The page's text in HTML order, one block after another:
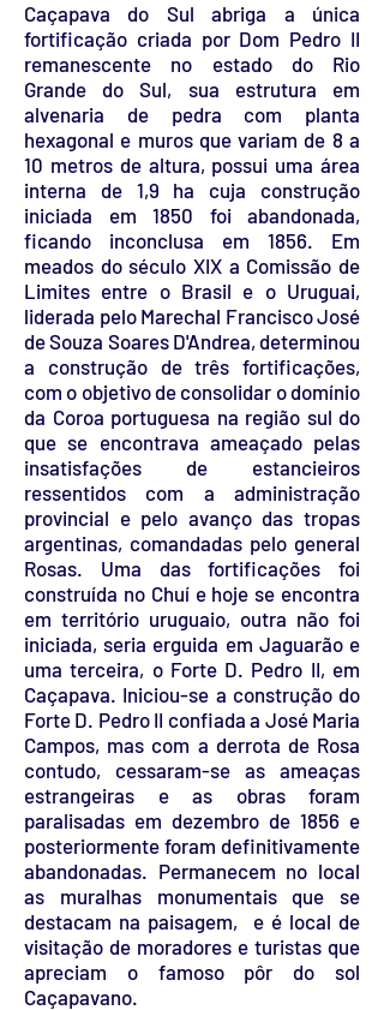
Caçapava do Sul abriga a única
fortificação criada por Dom Pedro II
remanescente no estado do Rio
Grande do Sul, sua estrutura em
alvenaria de pedra com planta
hexagonal e muros que variam de 8 a
10 metros de altura, possui uma área
interna de 1,9 ha cuja construção
iniciada em 1850 foi abandonada,
ficando inconclusa em 1856. Em
meados do século XIX a Comissão de
Limites entre o Brasil e o Uruguai,
liderada pelo Marechal Francisco José
de Souza Soares D'Andrea, determinou
a construção de três fortificações,
com o objetivo de consolidar o domínio
da Coroa portuguesa na região sul do
que se encontrava ameaçado pelas
insatisfações de estancieiros
ressentidos com a administração
provincial e pelo avanço das tropas
argentinas, comandadas pelo general
Rosas. Uma das fortificações foi
construída no Chuí e hoje se encontra
em território uruguaio, outra não foi
iniciada, seria erguida em Jaguarão e
uma terceira, o Forte D. Pedro II, em
Caçapava. Iniciou-se a construção do
Forte D. Pedro II confiada a José Maria
Campos, mas com a derrota de Rosa
contudo, cessaram-se as ameaças
estrangeiras e as obras foram
paralisadas em dezembro de 1856 e
posteriormente foram definitivamente
abandonadas. Permanecem no local
as muralhas monumentais que se
destacam na paisagem, e é local de
visitação de moradores e turistas que
apreciam o famoso pôr do sol
Caçapavano.